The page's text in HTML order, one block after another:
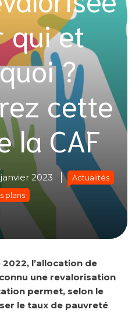
qui et
?
cette
la CAF
2023
Actualités
plans
l’allocation de
une revalorisation
permet, selon le
le taux de pauvreté